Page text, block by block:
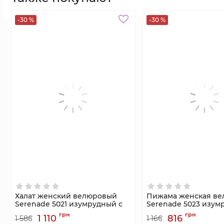
-30 %
Халат женский велюровый
Serenade 5021 изумрудный с
шампанским кружевом и
поясом.
1 586 1 110 грн
-30 %
Пижама женская
Serenade 5023
шортами и кружевом
шампань.
1 166 816 грн